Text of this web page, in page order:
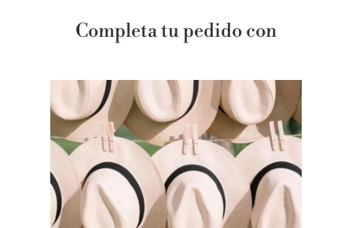
Completa tu pedido con